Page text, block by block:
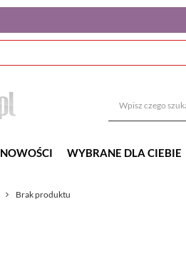
NOWOŚCI WYBRANE DLA CIEBIE
Brak produktu